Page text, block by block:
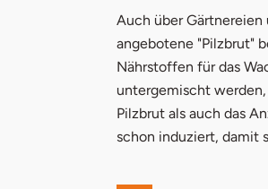
Auch über
angebotene "Pilzbrut"
Nährstoffen für das
untergemischt
Pilzbrut als auch das
schon induziert, damit